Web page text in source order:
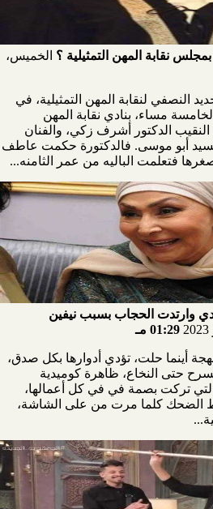
نقابة المهن التمثيلية ؟ الخميس،
النصفي لنقابة المهن التمثيلية، في
مساء، بنادي نقابة المهن
النقيب الدكتور أشرف زكي، والفنان
أبو موسى. فالدكتورة حكمت عاطف
فتعلمت الباليه من عمر الثامنه...
وارتدت الحجاب بسبب نيفين
01:29 مـ
أينما حلت، تؤدي أدوارها بكل صدق،
حتى النخاع، ظاهرة كوميدية
تركت بصمة في في كل أعمالها،
كلما مرت من على الشاشة،